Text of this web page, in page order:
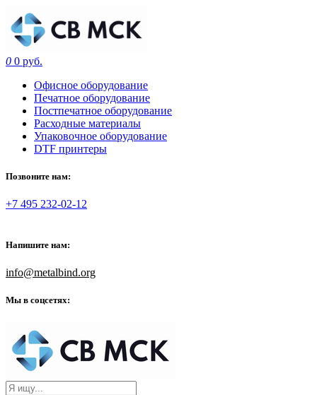
0 0 руб.
Офисное оборудование
Печатное оборудование
Постпечатное оборудование
Расходные материалы
Упаковочное оборудование
DTF принтеры
Позвоните нам:
+7 495 232-02-12
Напишите нам:
info@metalbind.org
Мы в соцсетях: